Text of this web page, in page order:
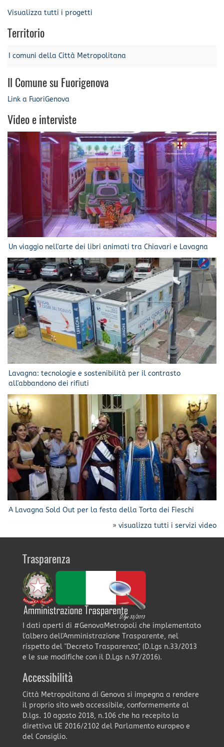
Visualizza tutti i progetti
Territorio
I comuni della Città Metropolitana
Il Comune su Fuorigenova
Link a FuoriGenova
Video e interviste
Un viaggio nell'arte dei libri animati tra Chiavari e Lavagna
Lavagna: tecnologie e sostenibilità per il contrasto
all'abbandono dei rifiuti
A Lavagna Sold Out per la festa della Torta dei Fieschi
» visualizza tutti i servizi video
Trasparenza
I dati aperti di #GenovaMetropoli che implementato
l'albero dell'Amministrazione Trasparente, nel
rispetto del "Decreto Trasparenza", (D.Lgs n.33/2013
e le sue modifiche con il D.Lgs n.97/2016).
Accessibilità
Città Metropolitana di Genova si impegna a rendere
il proprio sito web accessibile, conformemente al
D.lgs. 10 agosto 2018, n.106 che ha recepito la
direttiva UE 2016/2102 del Parlamento europeo e
del Consiglio.